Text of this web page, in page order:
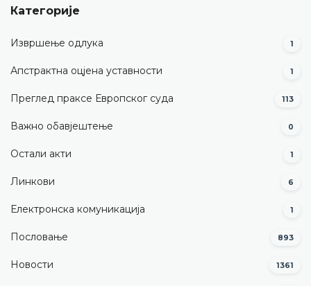
Категорије
Извршење одлука 1
Апстрактна оцјена уставности 1
Преглед праксе Европског суда 113
Важно обавјештење 0
Остали акти 1
Линкови 6
Електронска комуникација 1
Пословање 893
Новости 1361